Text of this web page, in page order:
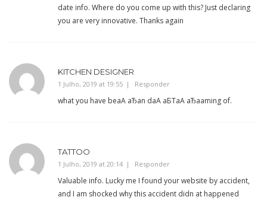
date info. Where do you come up with this? Just declaring
you are very innovative. Thanks again
KITCHEN DESIGNER
1 Julho, 2019 at 19:55 Responder
what you have beаА аЂаn dаА аБТаА аЂаaming of.
TATTOO
1 Julho, 2019 at 20:14 Responder
Valuable info. Lucky me I found your website by accident,
and I am shocked why this accident didn at happened